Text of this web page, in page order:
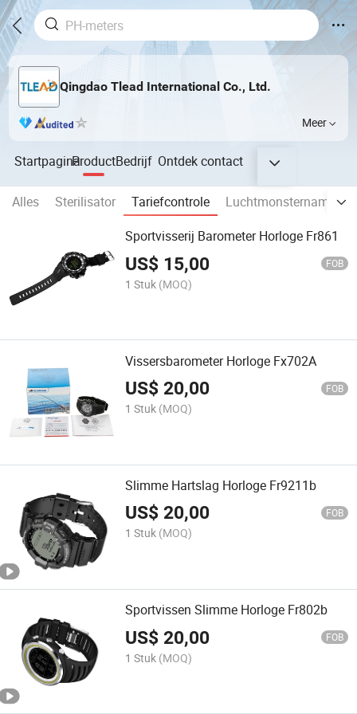
Qingdao Tlead International Co., Ltd.
Meer
StartpaginaProductBedrijf Ontdekcontact
Alles Sterilisator Tariefcontrole
Sportvisserij Barometer Horloge Fr861
US$ 15,00 FOB
1 Stuk (MOQ)
Vissersbarometer Horloge Fx702A
US$20,00 FOB
1 Stuk (MOQ)
Slimme Hartslag Horloge Fr9211b
US$20,00 FOB
1 Stuk (MOQ)
Sportvissen Slimme Horloge Fr802b
US$20,00 FOB
1 Stuk (MOQ)